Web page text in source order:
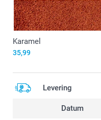
Karamel
35,99
Levering
Datum